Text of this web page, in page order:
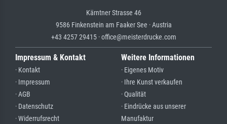
Kärntner Strasse 46
9586 Finkenstein am Faaker See · Austria
+43 4257 29415 · office@meisterdrucke.com
Impressum & Kontakt
· Kontakt
· Impressum
· AGB
· Datenschutz
· Widerrufsrecht
Weitere Informationen
· Eigenes Motiv
· Ihre Kunst verkaufen
· Qualität
· Eindrücke aus unserer
Manufaktur